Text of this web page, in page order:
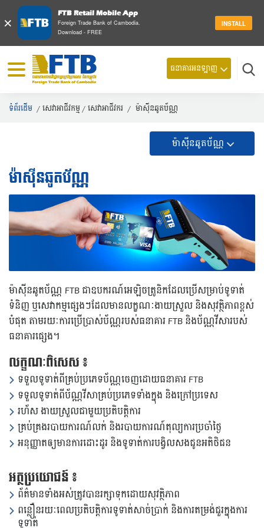
×
FTB Retail Mobile App
Foreign Trade Bank of Cambodia.
Download - FREE
INSTALL
ទំព័រដើម / សេវាអាជីវកម្ម / សេវាអាជីវករ / ម៉ាស៊ីនឆូតប័ណ្ណ
ម៉ាស៊ីនឆូតប័ណ្ណ
ម៉ាស៊ីនឆូតប័ណ្ណ
ម៉ាស៊ីន​ឆូត​ប័ណ្ណ FTB ជា​ឧបករណ៍​អេឡិច​ត្រូនិក​ដែល​ប្រើ​សម្រាប់​ទូទាត់​
ទំនិញ ឬ​សេវាកម្ម​ផ្សេងៗ​ដែល​មាន​លក្ខណៈ​ងាយ​ស្រួល និង​សុវត្ថិភាព​ខ្ពស់​
បំផុត តាម​រយៈការប្រើប្រាស់​ប័ណ្ណ​របស់​ធនាគារ FTB និង​ប័ណ្ណវីសា​របស់​
ធនាគារ​ផ្សេង។
លក្ខណៈពិសេស ៖
ទទួលទូទាត់ពីគ្រប់ប្រភេទប័ណ្ណចេញដោយធនាគារ FTB
ទទួលទូទាត់ពីប័ណ្ណវីសាគ្រប់ប្រភេទទាំងក្នុង និងក្រៅប្រទេស
រហ័ស ងាយស្រួលជាមួយប្រតិបត្តិការ
គ្រប់គ្រងរបាយការណ៍លក់ និងរបាយការណ៍តុល្យការប្រចាំថ្ងៃ
អនុញ្ញាតឲ្យមានការដោះដូរ និងទូទាត់ការបង្វិលសងជូនអតិថិជន
អត្ថប្រយោជន៍ ៖
ព័ត៌មានទាំងអស់ត្រូវបានរក្សាទុកដោយសុវត្ថិភាព
ពន្លឿនរយៈពេលប្រតិបត្តិការទូទាត់សាច់ប្រាក់ និងការតម្រង់ជួរក្នុងការ
ទូទាត់
ស្វែ
ធនាគារអនឡាញ